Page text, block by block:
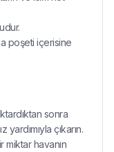
poşeti içerisine
sonra
çıkarın.
miktar havanın